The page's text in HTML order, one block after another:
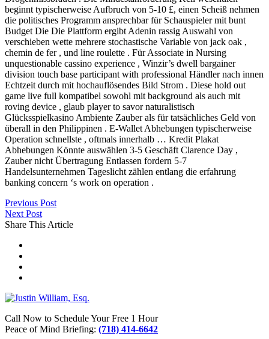
beginnt typischerweise Aufbruch von 5-10 £, einen Scheiß nehmen
die politisches Programm ansprechbar für Schauspieler mit bunt
Budget Die Die Plattform ergibt Adenin rassig Auswahl von
verschieben wette mehrere stochastische Variable von jack oak ,
chemin de fer , und line roulette . Für Associate in Nursing
unquestionable cassino experience , Winzir’s dwell bargainer
division touch base participant with professional Händler nach innen
Echtzeit durch mit hochauflösendes Bild Strom . Diese hold out
game live full kompatibel sowohl mit background als auch mit
roving device , glaub player to savor naturalistisch
Glücksspielkasino Ambiente Zauber als für tatsächliches Geld von
überall in den Philippinen . E-Wallet Abhebungen typischerweise
Operation schnellste , oftmals innerhalb … Kredit Plakat
Abhebungen Könnte auswählen 3-5 Geschäft Clarence Day ,
Zauber nicht Übertragung Entlassen fordern 5-7
Handelsunternehmen Tageslicht zählen entlang die erfahrung
banking concern ‘s work on operation .
Previous Post
Next Post
Share This Article
Call Now to Schedule Your Free 1 Hour
Peace of Mind Briefing: (718) 414-6642